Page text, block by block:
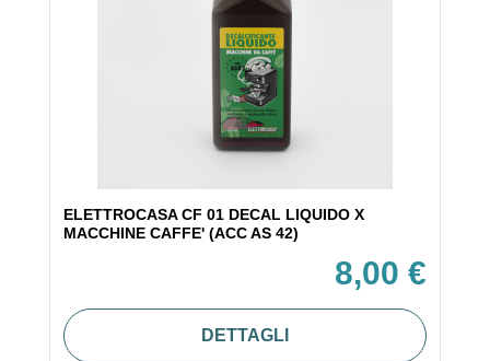
ELETTROCASA CF 01 DECAL LIQUIDO X
MACCHINE CAFFE' (ACC AS 42)
8,00 €
DETTAGLI